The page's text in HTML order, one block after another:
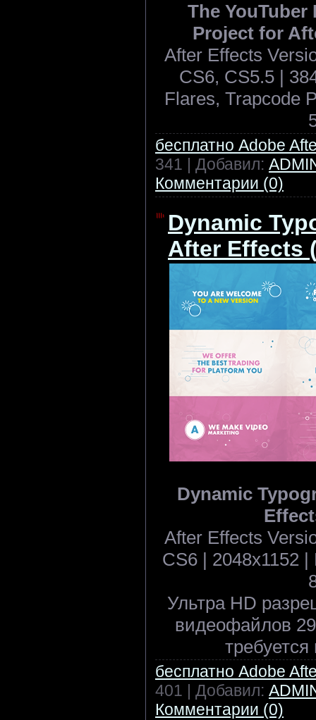
The
Project for
After Effects
CS6, CS5.5 |
Flares, Trapcode
бесплатно Adobe
341 | Добавил:
Комментарии (0)
Dynamic
After Effects
Dynamic
After Effects
CS6 | 2048x1152
Ультра HD
видеофайлов 29
требуется
бесплатно Adobe
401 | Добавил:
Комментарии (0)